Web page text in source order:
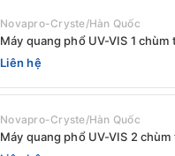
Novapro-Cryste/Hàn Quốc
Máy quang phổ UV-VIS 1
4nm) E-1000UV / Peak
Liên hệ
Novapro-Cryste/Hàn Quốc
Máy quang phổ UV-VIS 2
Peak